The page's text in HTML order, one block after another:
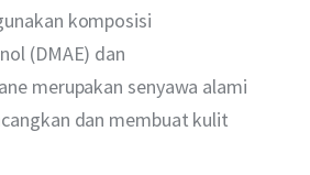
komposisi
(DMAE) dan
merupakan senyawa alami
dan membuat kulit